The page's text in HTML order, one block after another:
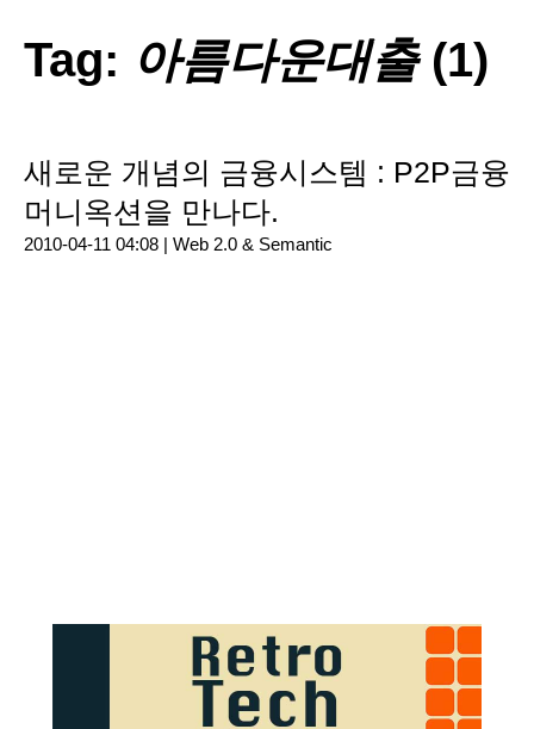
Tag: 아름다운대출(1)
새로운 개념의 금융시스템 : P2P금융
머니옥션을 만나다.
2010-04-11 04:08 | Web 2.0 & Semantic